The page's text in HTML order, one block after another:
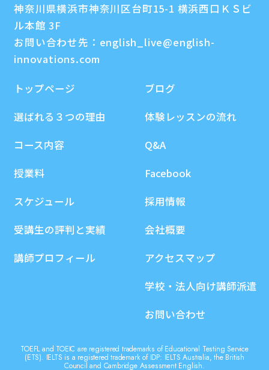
神奈川県横浜市神奈川区台町15-1 横浜西口ＫＳビ
ル本館 3F
お問い合わせ先： english_live@english-
innovations.com
トップページ
選ばれる３つの理由
コース内容
授業料
スケジュール
受講生の評判と実績
講師プロフィール
ブログ
体験レッスンの流れ
Q&A
Facebook
採用情報
会社概要
アクセスマップ
学校・法人向け講師派遣
お問い合わせ
TOEFL and TOEIC are registered trademarks of Educational Testing Service
(ETS). IELTS is a registered trademark of IDP: IELTS Australia, the British
Council and Cambridge Assessment English.